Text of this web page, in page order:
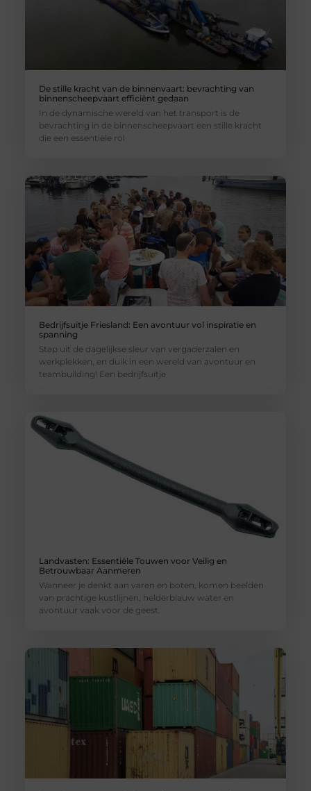
De stille kracht van de binnenvaart: bevrachting van
binnenscheepvaart efficiënt gedaan
In de dynamische wereld van het transport is de
bevrachting in de binnenscheepvaart een stille kracht
die een essentiële rol
Bedrijfsuitje Friesland: Een avontuur vol inspiratie en
spanning
Stap uit de dagelijkse sleur van vergaderzalen en
werkplekken, en duik in een wereld van avontuur en
teambuilding! Een bedrijfsuitje
Landvasten: Essentiële Touwen voor Veilig en
Betrouwbaar Aanmeren
Wanneer je denkt aan varen en boten, komen beelden
van prachtige kustlijnen, helderblauw water en
avontuur vaak voor de geest.